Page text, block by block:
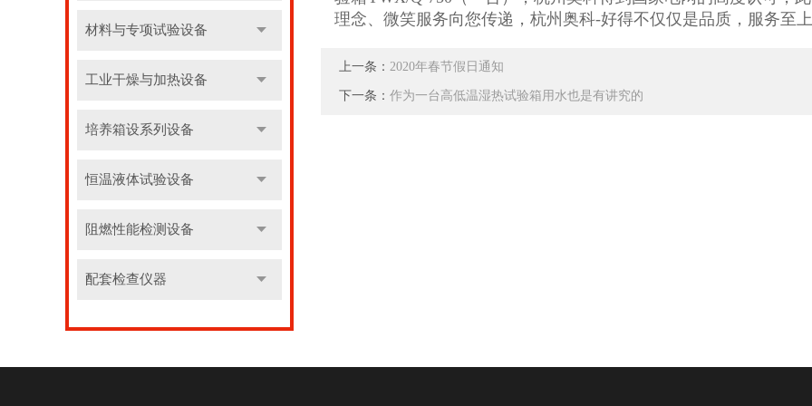
材料与专项试验设备
工业干燥与加热设备
培养箱设系列设备
恒温液体试验设备
阻燃性能检测设备
配套检查仪器
理念、微笑服务向您传递，杭州奥科-好得不仅仅是品质，服务至
上一条： 2020年春节假日通知
下一条： 作为一台高低温湿热试验箱用水也是有讲究的